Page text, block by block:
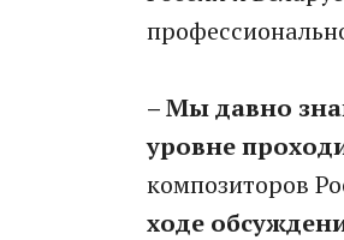
– Мы давно
уровне
композиторов
ходе